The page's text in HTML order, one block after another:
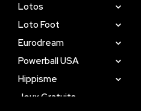
Lotos
Loto Foot
Eurodream
Powerball USA
Hippisme
Jeux Gratuits